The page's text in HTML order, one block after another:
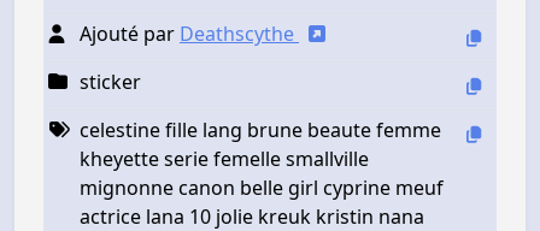
Ajouté par Deathscythe
sticker
celestine fille lang brune beaute femme
kheyette serie femelle smallville
mignonne canon belle girl cyprine meuf
actrice lana 10 jolie kreuk kristin nana